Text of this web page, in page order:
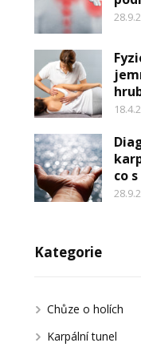
co
Kategorie
Chůze o holích
Karpální tunel